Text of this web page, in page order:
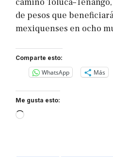
camino
de pesos que
mexiquenses en ocho
Comparte esto:
WhatsApp Más
Me gusta esto:
Loading…